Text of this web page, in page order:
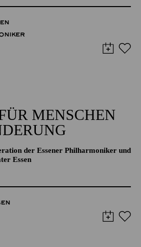
MENSCHEN
der Essener Philharmoniker und
Essen